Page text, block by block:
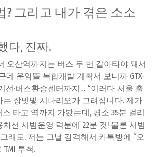
? 그리고 내가 겪은 소소
다, 진짜.
오산역까지는 버스 두 번 갈아타야 돼서
데 운암뜰 복합개발 계획서 보니까 GTX-
선·버스환승센터까지… “이러다 서울 출
는 장밋빛 시나리오가 그려집니다. 제가
타고 역까지 가봤는데, 평소 35분 걸리
차선 시범운영 덕분에 22분 컷! 물론 시범
래도, 저는 그날 감격해서 카톡방에 “오
TMI 투척.